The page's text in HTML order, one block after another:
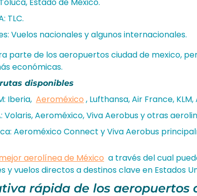
TLC.
Vuelos nacionales y algunos internacionales.
parte de los aeropuertos ciudad de mexico,
económicas.
disponibles
Iberia, Aeroméxico , Lufthansa, Air France,
Volaris, Aeroméxico, Viva Aerobus y otras
Aeroméxico Connect y Viva Aerobus
aerolínea de México a través del cual
y vuelos directos a destinos clave en Estados
rápida de los aeropuertos